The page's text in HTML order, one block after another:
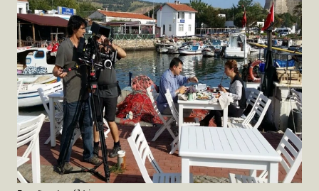
España ,Lo último
Cine y gastronomía en San Sebastián